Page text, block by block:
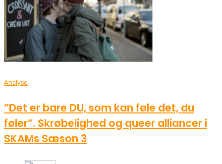
Analyse
”Det er bare DU, som kan føle det, du
føler”. Skrøbelighed og queer alliancer i
SKAMs Sæson 3